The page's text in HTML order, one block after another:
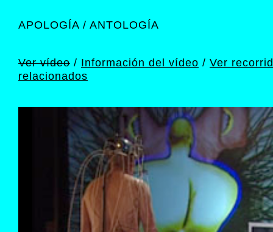
APOLOGÍA / ANTOLOGÍA
Ver vídeo / Información del vídeo / Ver
relacionados